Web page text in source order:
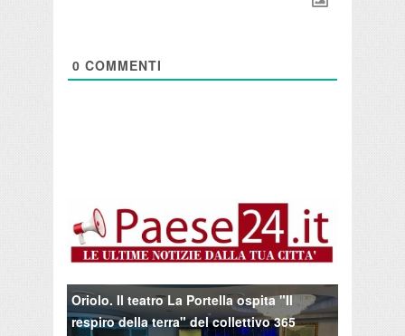
0 COMMENTI
Oriolo. Il teatro La Portella ospita "Il
respiro della terra" del collettivo 365